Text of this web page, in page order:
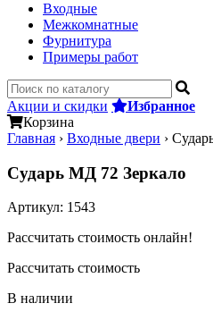
Входные
Межкомнатные
Фурнитура
Примеры работ
Акции и скидки Избранное
Корзина
Главная › Входные двери ›
Сударь МД 72 Зеркало
Артикул: 1543
Рассчитать стоимость онлайн!
Рассчитать стоимость
В наличии